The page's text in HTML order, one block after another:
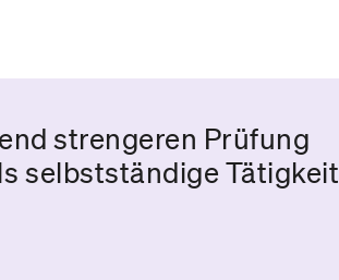
strengeren Prüfung
selbstständige Tätigkeit